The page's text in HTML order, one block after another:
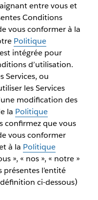
entre vous et
Conditions
vous conformer à la
Politique
intégrée pour
d’utilisation.
Services, ou
les Services
modification des
la Politique
confirmez que vous
vous conformer
à la Politique
», « nos », « notre »
présentes l’entité
ci-dessous)